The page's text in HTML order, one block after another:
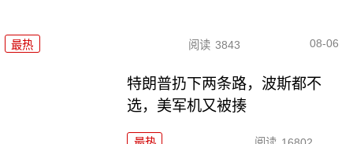
最热 阅读 3843 08-06
特朗普扔下两条路，波斯都不
选，美军机又被揍